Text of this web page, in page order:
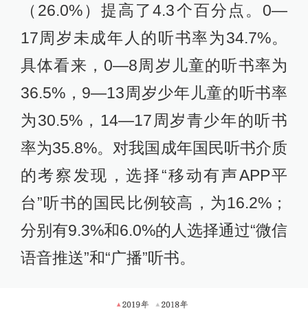
（26.0%）提高了4.3个百分点。0—
17周岁未成年人的听书率为34.7%。
具体看来，0—8周岁儿童的听书率为
36.5%，9—13周岁少年儿童的听书率
为30.5%，14—17周岁青少年的听书
率为35.8%。对我国成年国民听书介质
的考察发现，选择“移动有声APP平
台”听书的国民比例较高，为16.2%；
分别有9.3%和6.0%的人选择通过“微信
语音推送”和“广播”听书。